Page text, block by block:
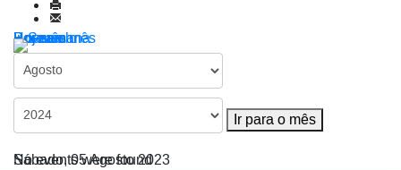
Por ano
Por mês
Por semana
Hoje
Ir para o mês
Ir para o mês
Sábado, 05 Agosto 2023
No events were found